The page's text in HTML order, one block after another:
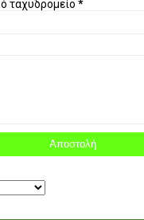
ταχυδρομείο *